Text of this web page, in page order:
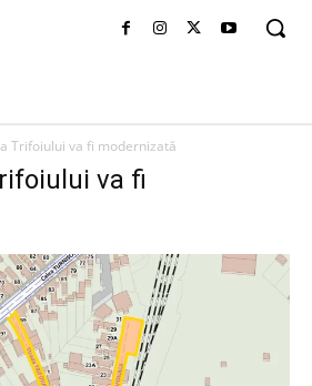
Trifoiului va fi modernizată
va fi